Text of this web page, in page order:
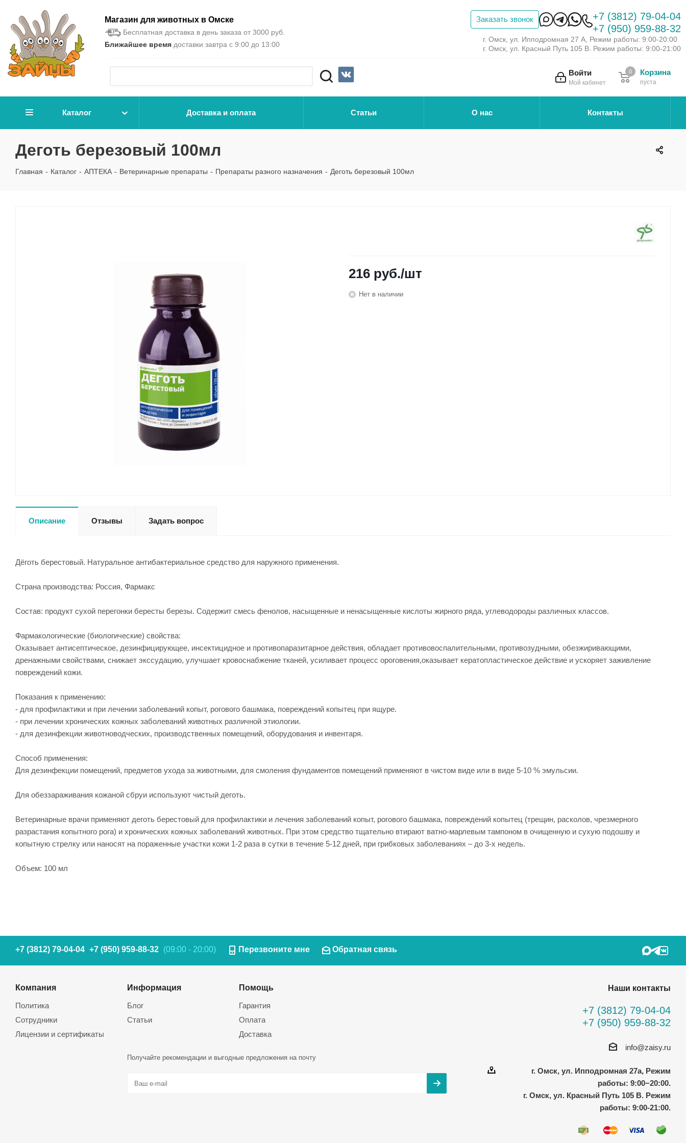
Магазин для животных в Омске
Бесплатная доставка в день заказа от 3000 руб.
Ближайшее время доставки завтра с 9:00 до 13:00
Заказать звонок
+7 (3812) 79-04-04
+7 (950) 959-88-32
г. Омск, ул. Ипподромная 27 А, Режим работы: 9:00-20:00
г. Омск, ул. Красный Путь 105 В. Режим работы: 9:00-21:00
Войти
Мой кабинет
Корзина
пуста
0
Каталог Доставка и оплата Статьи О нас Контакты
Деготь березовый 100мл
Главная - Каталог - АПТЕКА - Ветеринарные препараты - Препараты разного назначения - Деготь березовый 100мл
216 руб./шт
Нет в наличии
Описание Отзывы Задать вопрос
Дёготь берестовый. Натуральное антибактериальное средство для наружного применения.
Страна производства: Россия, Фармакс
Состав: продукт сухой перегонки бересты березы. Содержит смесь фенолов, насыщенные и ненасыщенные кислоты жирного ряда, углеводороды различных классов.
Фармакологические (биологические) свойства:
Оказывает антисептическое, дезинфицирующее, инсектицидное и противопаразитарное действия, обладает противовоспалительными, противозудными, обезжиривающими,
дренажными свойствами, снижает экссудацию, улучшает кровоснабжение тканей, усиливает процесс ороговения,оказывает кератопластическое действие и ускоряет заживление
повреждений кожи.
Показания к применению:
- для профилактики и при лечении заболеваний копыт, рогового башмака, повреждений копытец при ящуре.
- при лечении хронических кожных заболеваний животных различной этиологии.
- для дезинфекции животноводческих, производственных помещений, оборудования и инвентаря.
Способ применения:
Для дезинфекции помещений, предметов ухода за животными, для смоления фундаментов помещений применяют в чистом виде или в виде 5-10 % эмульсии.
Для обеззараживания кожаной сбруи используют чистый деготь.
Ветеринарные врачи применяют деготь берестовый для профилактики и лечения заболеваний копыт, рогового башмака, повреждений копытец (трещин, расколов, чрезмерного
разрастания копытного рога) и хронических кожных заболеваний животных. При этом средство тщательно втирают ватно-марлевым тампоном в очищенную и сухую подошву и
копытную стрелку или наносят на пораженные участки кожи 1-2 раза в сутки в течение 5-12 дней, при грибковых заболеваниях – до 3-х недель.
Объем: 100 мл
+7 (3812) 79-04-04 +7 (950) 959-88-32 (09:00 - 20:00) Перезвоните мне Обратная связь
Компания
Политика
Сотрудники
Лицензии и сертификаты
Информация
Блог
Статьи
Помощь
Гарантия
Оплата
Доставка
Получайте рекомендации и выгодные предложения на почту
Наши контакты
+7 (3812) 79-04-04
+7 (950) 959-88-32
info@zaisy.ru
г. Омск, ул. Ипподромная 27а, Режим
работы: 9:00−20:00.
г. Омск, ул. Красный Путь 105 В. Режим
работы: 9:00-21:00.